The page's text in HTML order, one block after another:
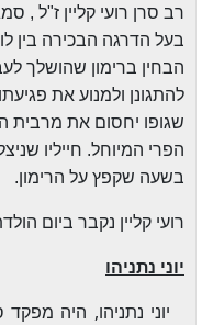
בעל הדרגה הבכירה בין
הבחין ברימון שהושלך
להתגונן ולמנוע את
שגופו יחסום את מרבית
הפרי המיוחל. חייליו
בשעה שקפץ על הרימון.
רועי קליין נקבר ביום
יוני נתניהו
יוני נתניהו, היה